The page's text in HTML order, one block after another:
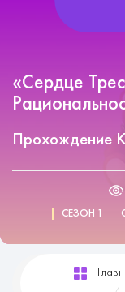
«Сердце
Прохождение
СЕЗОН 1